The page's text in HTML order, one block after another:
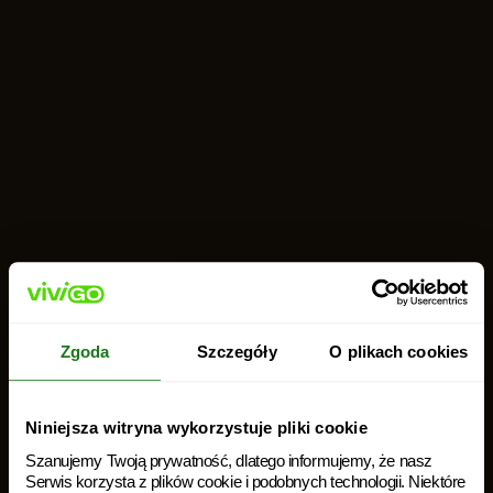
Zgoda Szczegóły O plikach cookies
Niniejsza witryna wykorzystuje pliki cookie
Szanujemy Twoją prywatność, dlatego informujemy, że nasz
Serwis korzysta z plików cookie i podobnych technologii. Niektóre
Pierwsza
pożyczka teraz